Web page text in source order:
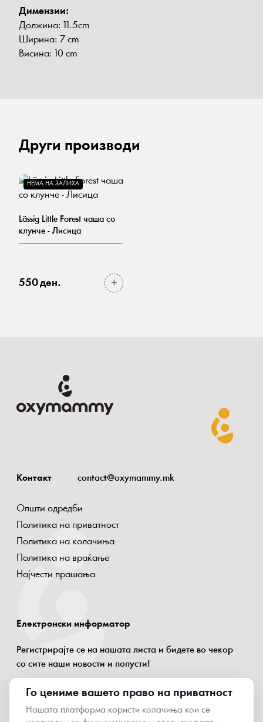
Димензии:
Должина: 11.5cm
Ширина: 7 cm
Висина: 10 cm
Други производи
НЕМА НА ЗАЛИХА
Lässig Little Forest чаша со
клунче - Лисица
550 ден.
Контакт contact@oxymammy.mk
Општи одредби
Политика на приватност
Политика на колачиња
Политика на враќање
Најчести прашања
Електронски информатор
Регистрирајте се на нашата листа и бидете во чекор
со сите наши новости и попусти!
Го цениме вашето право на приватност
Нашата платформа користи колачиња кои се